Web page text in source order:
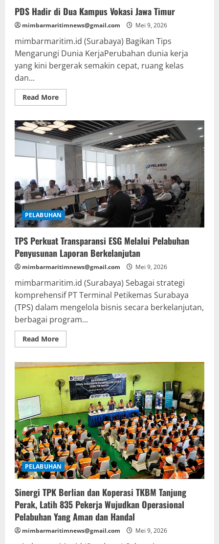
PDS Hadir di Dua Kampus Vokasi Jawa Timur
mimbarmaritimnews@gmail.com Mei 9, 2026
mimbarmaritim.id (Surabaya) Bagikan Tips
Mengarungi Dunia KerjaPerubahan dunia kerja
yang kini bergerak semakin cepat, ruang kelas
dan...
Read MoreRead
more
Hadir
di
Dua
Kampus
Vokasi
Jawa
Timur
PELABUHAN
TPS Perkuat Transparansi ESG Melalui Pelabuhan
Penyusunan Laporan Berkelanjutan
mimbarmaritimnews@gmail.com Mei 9, 2026
mimbarmaritim.id (Surabaya) Sebagai strategi
komprehensif PT Terminal Petikemas Surabaya
(TPS) dalam mengelola bisnis secara berkelanjutan,
berbagai program...
Read MoreRead
more
Perkuat
Transparansi
ESG
Melalui
Pelabuhan
Penyusunan
Laporan
Berkelanjutan
PELABUHAN
Sinergi TPK Berlian dan Koperasi TKBM Tanjung
Perak, Latih 835 Pekerja Wujudkan Operasional
Pelabuhan Yang Aman dan Handal
mimbarmaritimnews@gmail.com Mei 9, 2026